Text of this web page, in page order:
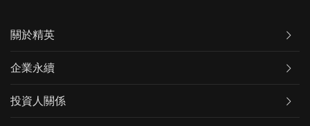
關於精英
企業永續
投資人關係